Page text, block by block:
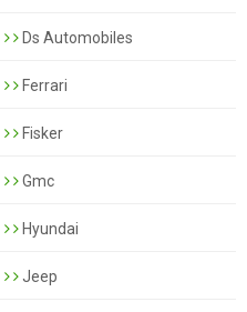
Ds Automobiles
Ferrari
Fisker
Gmc
Hyundai
Jeep